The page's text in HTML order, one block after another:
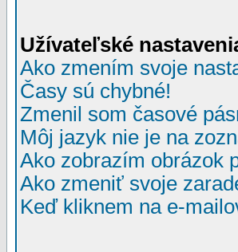
Užívateľské
Ako zmením svoje
Časy sú chybné!
Zmenil som časové
Môj jazyk nie je na
Ako zobrazím obrázok
Ako zmeniť svoje
Keď kliknem na e-